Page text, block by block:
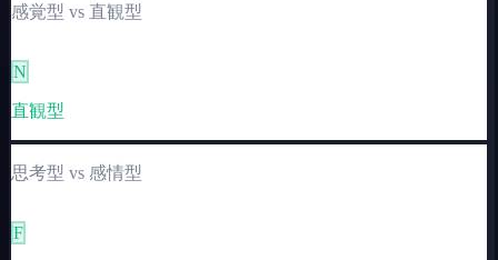
感覚型 vs 直観型
N
直観型
思考型 vs 感情型
F